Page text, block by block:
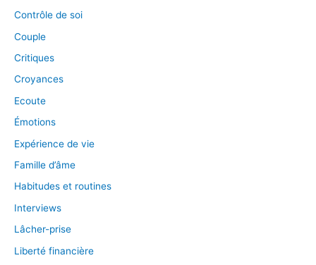
Contrôle de soi
Couple
Critiques
Croyances
Ecoute
Émotions
Expérience de vie
Famille d’âme
Habitudes et routines
Interviews
Lâcher-prise
Liberté financière